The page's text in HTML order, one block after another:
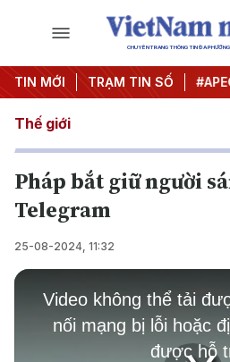
CHUYÊN TRANG THÔNG TIN ĐA
TIN MỚI TRẠM TIN SỐ
#Hội nghị Trung ương 3
Thế giới
Pháp bắt giữ người
Telegram
25-08-2024, 11:32
This
window.
Video không thể tải
nối mạng bị lỗi hoặc
được hỗ